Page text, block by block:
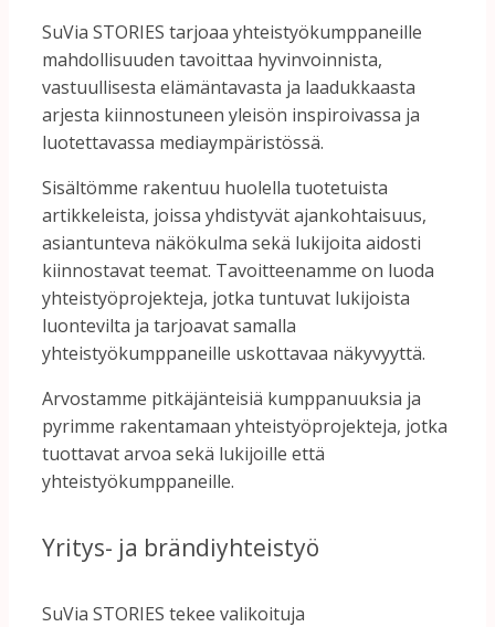
SuVia STORIES tarjoaa yhteistyökumppaneille
mahdollisuuden tavoittaa hyvinvoinnista,
vastuullisesta elämäntavasta ja laadukkaasta
arjesta kiinnostuneen yleisön inspiroivassa ja
luotettavassa mediaympäristössä.
Sisältömme rakentuu huolella tuotetuista
artikkeleista, joissa yhdistyvätajankohtaisuus,
asiantunteva näkökulma sekä lukijoita aidosti
kiinnostavatteemat. Tavoitteenamme on luoda
yhteistyöprojekteja, jotka tuntuvat lukijoista
luontevilta ja tarjoavatsamalla
yhteistyökumppaneille uskottavaa näkyvyyttä.
Arvostamme pitkäjänteisiä kumppanuuksia ja
pyrimme rakentamaan yhteistyöprojekteja, jotka
tuottavatarvoa sekä lukijoille että
yhteistyökumppaneille.
Yritys- ja brändiyhteistyö
SuVia STORIES tekee valikoituja